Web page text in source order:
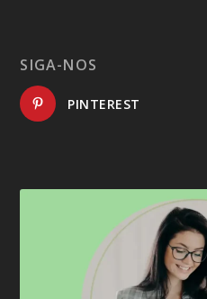
SIGA-NOS
PINTEREST